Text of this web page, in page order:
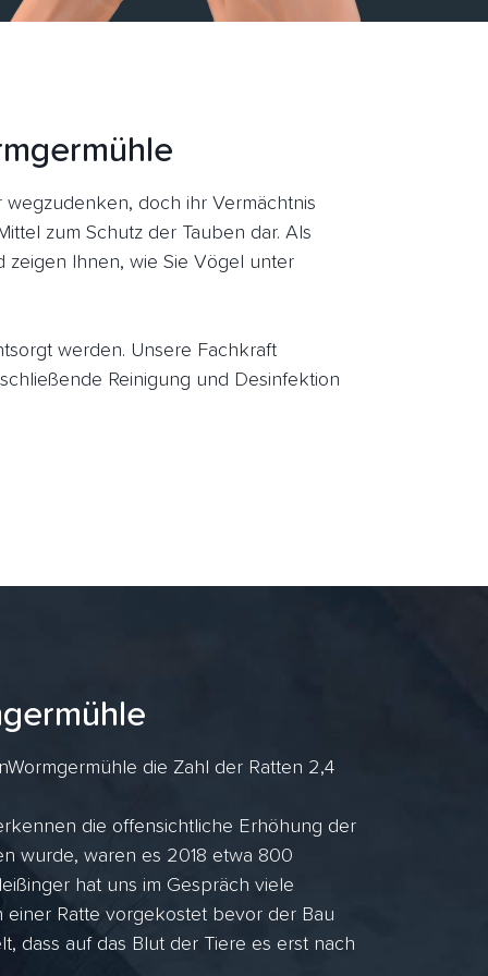
doch ihr Vermächtnis
zum Schutz der Tauben dar. Als
zeigen Ihnen, wie Sie Vögel unter
werden. Unsere Fachkraft
Reinigung und Desinfektion
die Zahl der Ratten 2,4
die offensichtliche Erhöhung der
wurde, waren es 2018 etwa 800
hat uns im Gespräch viele
einer Ratte vorgekostet bevor der Bau
dass auf das Blut der Tiere es erst nach